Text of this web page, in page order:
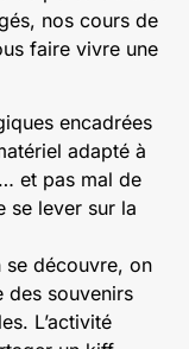
nos cours de
faire vivre une
encadrées
adapté à
et pas mal de
se lever sur la
se découvre, on
des souvenirs
L’activité